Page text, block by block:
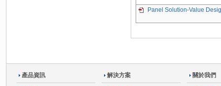
Panel Solution-Value
產品資訊 解決方案 關於我們